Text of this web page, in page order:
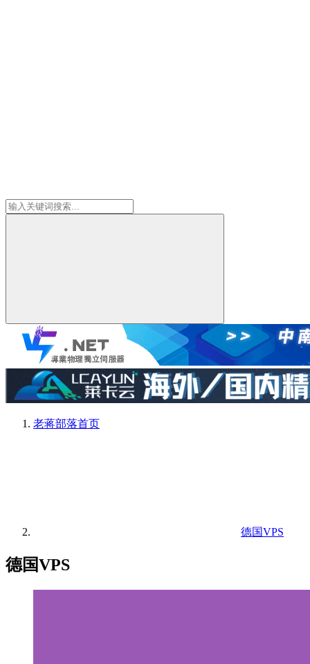
老蒋部落首页
德国VPS
德国VPS